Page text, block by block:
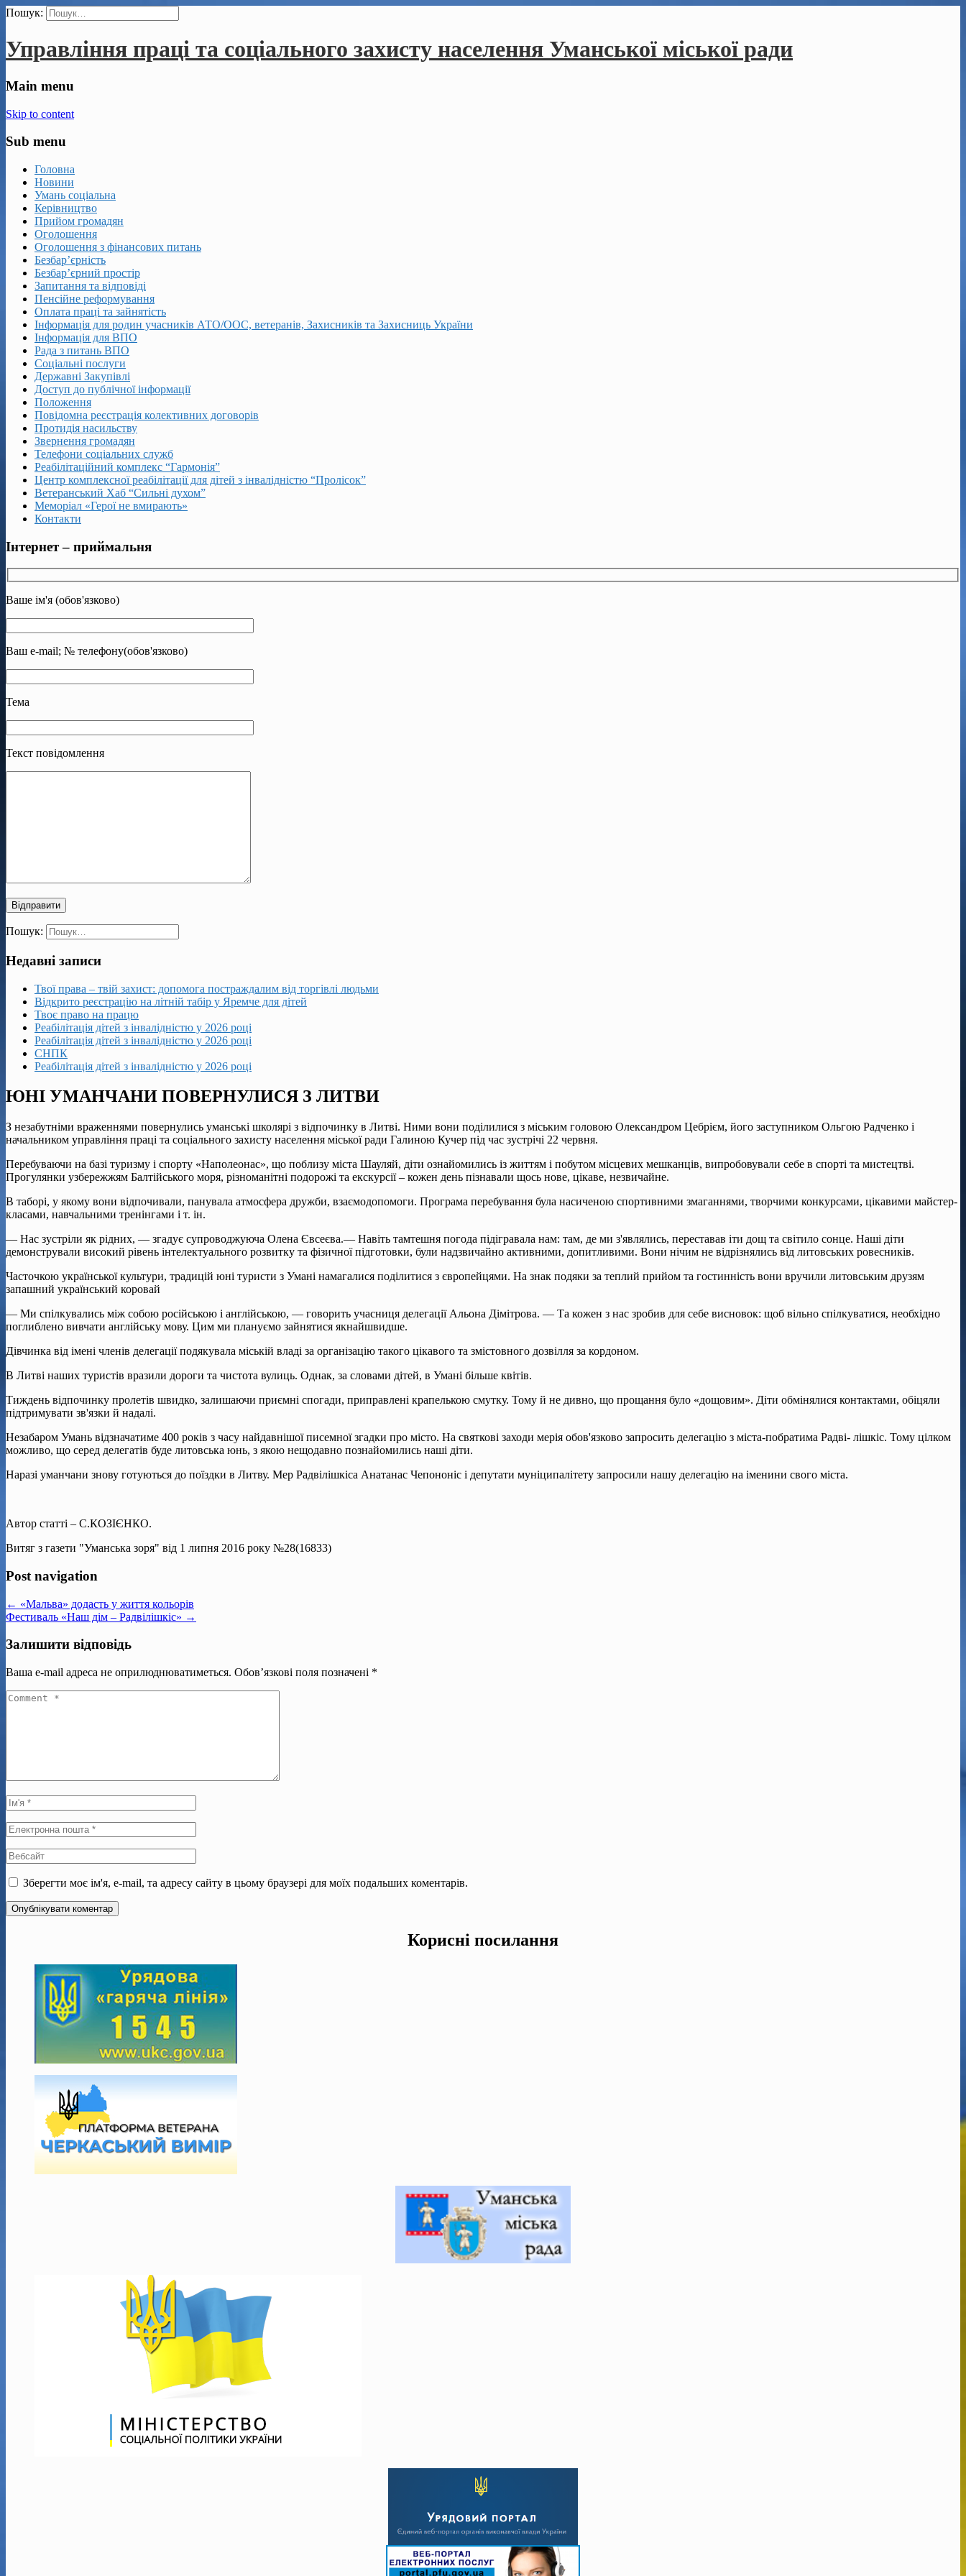
Пошук:
Управління праці та соціального захисту населення Уманської міської ради
Main menu
Skip to content
Sub menu
Головна
Новини
Умань соціальна
Керівництво
Прийом громадян
Оголошення
Оголошення з фінансових питань
Безбар’єрність
Безбар’єрний простір
Запитання та відповіді
Пенсійне реформування
Оплата праці та зайнятість
Інформація для родин учасників АТО/ООС, ветеранів, Захисників та Захисниць України
Інформація для ВПО
Рада з питань ВПО
Соціальні послуги
Державні Закупівлі
Доступ до публічної інформації
Положення
Повідомна реєстрація колективних договорів
Протидія насильству
Звернення громадян
Телефони соціальних служб
Реабілітаційний комплекс “Гармонія”
Центр комплексної реабілітації для дітей з інвалідністю “Пролісок”
Ветеранський Хаб “Сильні духом”
Меморіал «Герої не вмирають»
Контакти
Інтернет – приймальня
Ваше ім'я (обов'язково)
Ваш e-mail; № телефону(обов'язково)
Тема
Текст повідомлення
Пошук:
Недавні записи
Твої права – твій захист: допомога постраждалим від торгівлі людьми
Відкрито реєстрацію на літній табір у Яремче для дітей
Твоє право на працю
Реабілітація дітей з інвалідністю у 2026 році
Реабілітація дітей з інвалідністю у 2026 році
СНПК
Реабілітація дітей з інвалідністю у 2026 році
ЮНІ УМАНЧАНИ ПОВЕРНУЛИСЯ З ЛИТВИ
З незабутніми враженнями повернулись уманські школярі з відпочинку в Литві. Ними вони поділилися з міським головою Олександром Цебрієм, його заступником Ольгою Радченко і
начальником управління пра­ці та соціального захисту насе­лення міської ради Га­линою Кучер під час зустрічі 22 червня.
Перебуваючи на базі туризму і спорту «Наполеонас», що по­близу міста Шауляй, діти ознайомились із життям і побутом міс­цевих мешканців, ви­пробовували себе в спорті та мистецтві.
Прогулянки узбе­режжям Балтійсько­го моря, різноманітні подорожі та екскурсії – кожен день пізнавали щось нове, ці­каве, незвичайне.
В таборі, у якому вони від­почивали, панувала атмосфе­ра дружби, взаємодопомоги. Програма перебування була насиченою спортивними зма­ганнями, творчими конкурса­ми, цікавими майстер-
класами, навчальними тренінгами і т. ін.
— Нас зустріли як рідних, — згадує супроводжуюча Оле­на Євсеєва.— Навіть тамтеш­ня погода підігравала нам: там, де ми з'являлись, переставав іти дощ та світило сонце. Наші діти
демонстрували високий рівень інтелектуального роз­витку та фізичної підготовки, були надзвичайно активними, допитливими. Вони нічим не відрізнялись від литовських ровесників.
Часточкою української культури, традицій юні туристи з Умані намагалися поділитися з європейцями. На знак подя­ки за теплий прийом та гостин­ність вони вручили литовським друзям
запашний український коровай
— Ми спілкувались між со­бою російською і англійською, — говорить учасниця делегації Альона Дімітрова. — Та кожен з нас зробив для себе висно­вок: щоб вільно спілкуватися, необхідно
поглиблено вивчати англійську мову. Цим ми плану­ємо зайнятися якнайшвидше.
Дівчинка від імені членів делегації подякувала міській владі за організацію такого ці­кавого та змістовного дозвілля за кордоном.
В Литві наших туристів вразили дороги та чистота ву­лиць. Однак, за словами дітей, в Умані більше квітів.
Тиждень відпочинку пролетів швидко, залишаючи при­ємні спогади, приправлені кра­пелькою смутку. Тому й не дивно, що прощання було «до­щовим». Діти обмінялися кон­тактами, обіцяли
підтримувати зв'язки й надалі.
Незабаром Умань відзна­чатиме 400 років з часу най­давнішої писемної згадки про місто. На святкові заходи мерія обов'язково запросить делега­цію з міста-побратима Радві- лішкіс. Тому цілком
можливо, що серед делегатів буде ли­товська юнь, з якою нещодавно познайомились наші діти.
Наразі уманчани знову го­туються до поїздки в Литву. Мер Радвілішкіса Анатанас Чепононіс і депутати муніципалі­тету запросили нашу делега­цію на іменини свого міста.
Автор статті – С.КОЗІЄНКО.
Витяг з газети "Уманська зоря" від 1 липня 2016 року №28(16833)
Post navigation
← «Мальва» додасть у життя кольорів
Фестиваль «Наш дім – Радвілішкіс» →
Залишити відповідь
Ваша e-mail адреса не оприлюднюватиметься. Обов’язкові поля позначені *
Зберегти моє ім'я, e-mail, та адресу сайту в цьому браузері для моїх подальших коментарів.
Корисні посилання